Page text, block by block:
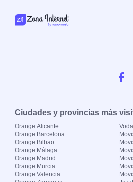
Ciudades y provincias más
Orange Alicante
Orange Barcelona
Orange Bilbao
Orange Málaga
Orange Madrid
Orange Murcia
Orange Valencia